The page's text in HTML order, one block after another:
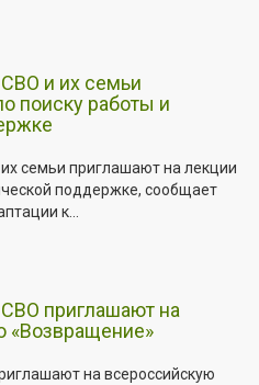
и их семьи
поиску работы и
семьи приглашают на лекции
поддержке, сообщает
к...
приглашают на
«Возвращение»
на всероссийскую